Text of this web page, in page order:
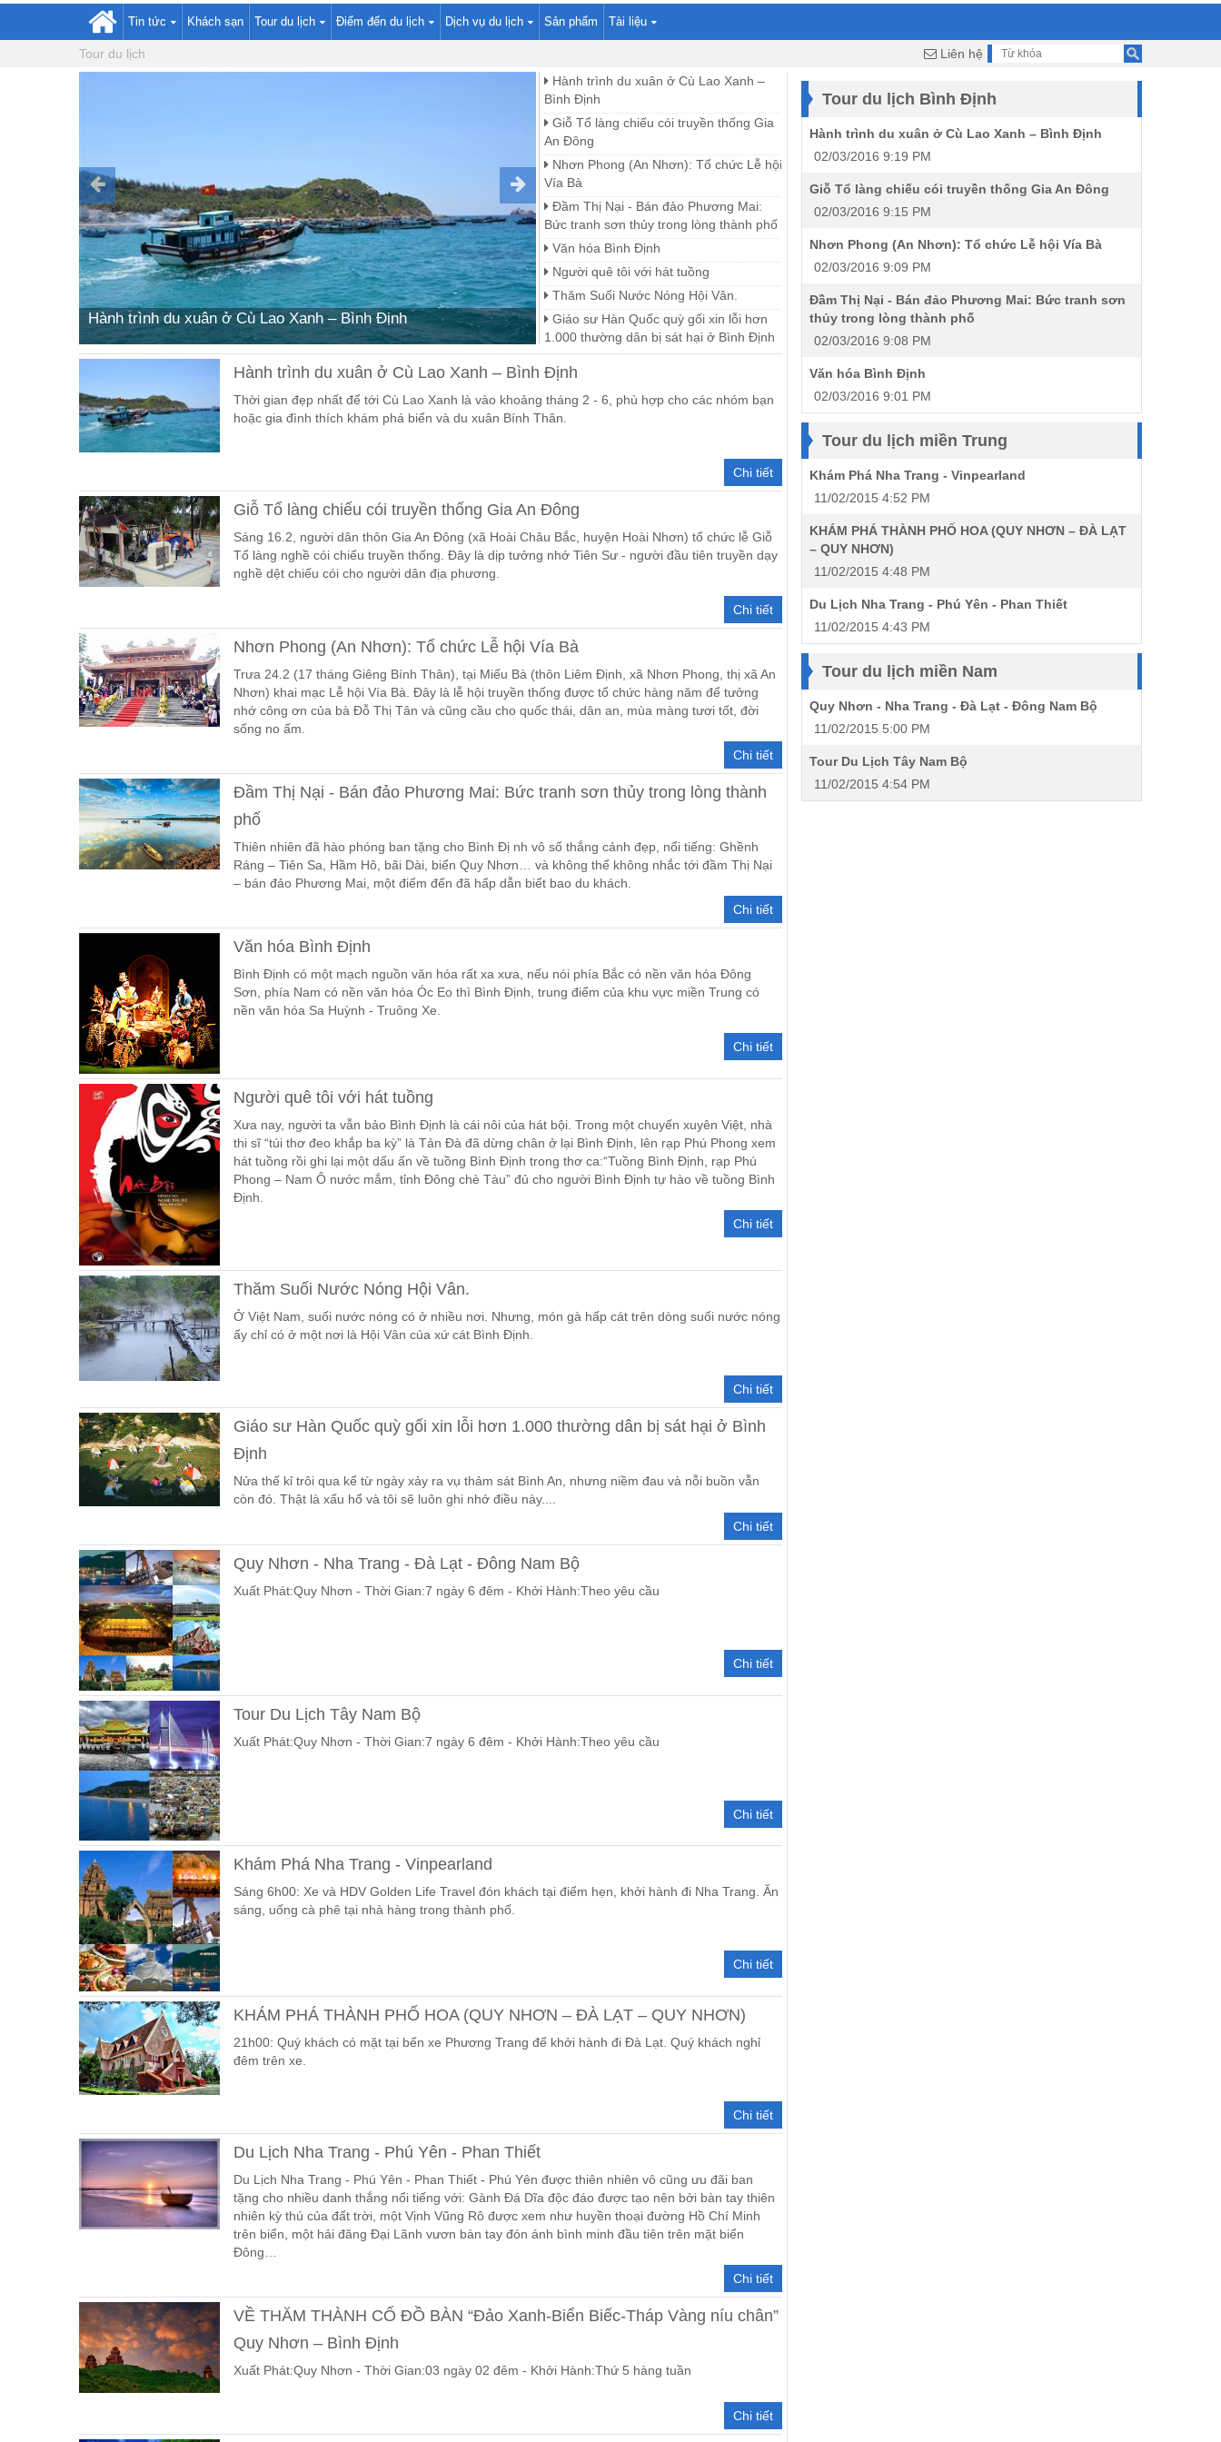
Tin tức Khách sạn Tour du lịch Điểm đến du lịch Dịch vụ du lịch Sản phẩm Tài liệu
Tour du lịch Liên hệ
ở Cù Lao Xanh – Bình Định Giỗ Tổ làng chiếu cói truyền thống Gia An Đông
Hành trình du xuân ở Cù Lao Xanh –
Bình Định
Giỗ Tổ làng chiếu cói truyền thống Gia
An Đông
Nhơn Phong (An Nhơn): Tổ chức Lễ hội
Vía Bà
Đầm Thị Nại - Bán đảo Phương Mai:
Bức tranh sơn thủy trong lòng thành phố
Văn hóa Bình Định
Người quê tôi với hát tuồng
Thăm Suối Nước Nóng Hội Vân.
Giáo sư Hàn Quốc quỳ gối xin lỗi hơn
1.000 thường dân bị sát hại ở Bình Định
Nam Bộ
Tour Du Lịch Tây Nam Bộ
Hành trình du xuân ở Cù Lao Xanh – Bình Định
Thời gian đẹp nhất để tới Cù Lao Xanh là vào khoảng tháng 2 - 6, phù hợp cho các nhóm bạn
hoặc gia đình thích khám phá biển và du xuân Bính Thân.
Chi tiết
Giỗ Tổ làng chiếu cói truyền thống Gia An Đông
Sáng 16.2, người dân thôn Gia An Đông (xã Hoài Châu Bắc, huyện Hoài Nhơn) tổ chức lễ Giỗ
Tổ làng nghề cói chiếu truyền thống. Đây là dịp tưởng nhớ Tiên Sư - người đầu tiên truyền dạy
nghề dệt chiếu cói cho người dân địa phương.
Chi tiết
Nhơn Phong (An Nhơn): Tổ chức Lễ hội Vía Bà
Trưa 24.2 (17 tháng Giêng Bính Thân), tại Miếu Bà (thôn Liêm Định, xã Nhơn Phong, thị xã An
Nhơn) khai mạc Lễ hội Vía Bà. Đây là lễ hội truyền thống được tổ chức hàng năm để tưởng
nhớ công ơn của bà Đỗ Thị Tân và cũng cầu cho quốc thái, dân an, mùa màng tươi tốt, đời
sống no ấm.
Chi tiết
Đầm Thị Nại - Bán đảo Phương Mai: Bức tranh sơn thủy trong lòng thành
phố
Thiên nhiên đã hào phóng ban tặng cho Bình Đị nh vô số thắng cảnh đẹp, nổi tiếng: Ghềnh
Ráng – Tiên Sa, Hầm Hô, bãi Dài, biển Quy Nhơn… và không thể không nhắc tới đầm Thị Nại
– bán đảo Phương Mai, một điểm đến đã hấp dẫn biết bao du khách.
Chi tiết
Văn hóa Bình Định
Bình Định có một mạch nguồn văn hóa rất xa xưa, nếu nói phía Bắc có nền văn hóa Đông
Sơn, phía Nam có nền văn hóa Óc Eo thì Bình Định, trung điểm của khu vực miền Trung có
nền văn hóa Sa Huỳnh - Truông Xe.
Chi tiết
Người quê tôi với hát tuồng
Xưa nay, người ta vẫn bảo Bình Định là cái nôi của hát bội. Trong một chuyến xuyên Việt, nhà
thi sĩ “túi thơ đeo khắp ba kỳ” là Tản Đà đã dừng chân ở lại Bình Định, lên rạp Phú Phong xem
hát tuồng rồi ghi lại một dấu ấn về tuồng Bình Định trong thơ ca:“Tuồng Bình Định, rạp Phú
Phong – Nam Ô nước mắm, tỉnh Đông chè Tàu” đủ cho người Bình Định tự hào về tuồng Bình
Định.
Chi tiết
Thăm Suối Nước Nóng Hội Vân.
Ở Việt Nam, suối nước nóng có ở nhiều nơi. Nhưng, món gà hấp cát trên dòng suối nước nóng
ấy chỉ có ở một nơi là Hội Vân của xứ cát Bình Định.
Chi tiết
Giáo sư Hàn Quốc quỳ gối xin lỗi hơn 1.000 thường dân bị sát hại ở Bình
Định
Nửa thế kỉ trôi qua kể từ ngày xảy ra vụ thảm sát Bình An, nhưng niềm đau và nỗi buồn vẫn
còn đó. Thật là xấu hổ và tôi sẽ luôn ghi nhớ điều này....
Chi tiết
Quy Nhơn - Nha Trang - Đà Lạt - Đông Nam Bộ
Xuất Phát:Quy Nhơn - Thời Gian:7 ngày 6 đêm - Khởi Hành:Theo yêu cầu
Chi tiết
Tour Du Lịch Tây Nam Bộ
Xuất Phát:Quy Nhơn - Thời Gian:7 ngày 6 đêm - Khởi Hành:Theo yêu cầu
Chi tiết
Khám Phá Nha Trang - Vinpearland
Sáng 6h00: Xe và HDV Golden Life Travel đón khách tại điểm hẹn, khởi hành đi Nha Trang. Ăn
sáng, uống cà phê tại nhà hàng trong thành phố.
Chi tiết
KHÁM PHÁ THÀNH PHỐ HOA (QUY NHƠN – ĐÀ LẠT – QUY NHƠN)
21h00: Quý khách có mặt tại bến xe Phương Trang để khởi hành đi Đà Lạt. Quý khách nghỉ
đêm trên xe.
Chi tiết
Du Lịch Nha Trang - Phú Yên - Phan Thiết
Du Lịch Nha Trang - Phú Yên - Phan Thiết - Phú Yên được thiên nhiên vô cũng ưu đãi ban
tặng cho nhiều danh thắng nổi tiếng với: Gành Đá Dĩa độc đáo được tạo nên bởi bàn tay thiên
nhiên kỳ thú của đất trời, một Vịnh Vũng Rô được xem như huyền thoại đường Hồ Chí Minh
trên biển, một hải đăng Đại Lãnh vươn bàn tay đón ánh bình minh đầu tiên trên mặt biển
Đông…
Chi tiết
VỀ THĂM THÀNH CỔ ĐỒ BÀN “Đảo Xanh-Biển Biếc-Tháp Vàng níu chân”
Quy Nhơn – Bình Định
Xuất Phát:Quy Nhơn - Thời Gian:03 ngày 02 đêm - Khởi Hành:Thứ 5 hàng tuần
Chi tiết
Tour du lịch Bình Định
Hành trình du xuân ở Cù Lao Xanh – Bình Định
02/03/2016 9:19 PM
Giỗ Tổ làng chiếu cói truyền thống Gia An Đông
02/03/2016 9:15 PM
Nhơn Phong (An Nhơn): Tổ chức Lễ hội Vía Bà
02/03/2016 9:09 PM
Đầm Thị Nại - Bán đảo Phương Mai: Bức tranh sơn
thủy trong lòng thành phố
02/03/2016 9:08 PM
Văn hóa Bình Định
02/03/2016 9:01 PM
Tour du lịch miền Trung
Khám Phá Nha Trang - Vinpearland
11/02/2015 4:52 PM
KHÁM PHÁ THÀNH PHỐ HOA (QUY NHƠN – ĐÀ LẠT
– QUY NHƠN)
11/02/2015 4:48 PM
Du Lịch Nha Trang - Phú Yên - Phan Thiết
11/02/2015 4:43 PM
Tour du lịch miền Nam
Quy Nhơn - Nha Trang - Đà Lạt - Đông Nam Bộ
11/02/2015 5:00 PM
Tour Du Lịch Tây Nam Bộ
11/02/2015 4:54 PM